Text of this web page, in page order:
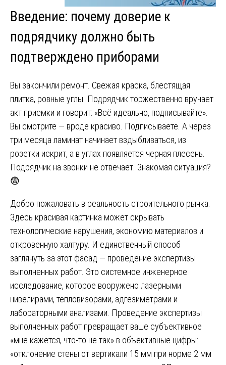
Введение: почему доверие к
подрядчику должно быть
подтверждено приборами
Вы закончили ремонт. Свежая краска, блестящая
плитка, ровные углы. Подрядчик торжественно вручает
акт приемки и говорит: «Всё идеально, подписывайте».
Вы смотрите — вроде красиво. Подписываете. А через
три месяца ламинат начинает вздыбливаться, из
розетки искрит, а в углах появляется черная плесень.
Подрядчик на звонки не отвечает. Знакомая ситуация?
😨
Добро пожаловать в реальность строительного рынка.
Здесь красивая картинка может скрывать
технологические нарушения, экономию материалов и
откровенную халтуру. И единственный способ
заглянуть за этот фасад — проведение экспертизы
выполненных работ. Это системное инженерное
исследование, которое вооружено лазерными
нивелирами, тепловизорами, адгезиметрами и
лабораторными анализами. Проведение экспертизы
выполненных работ превращает ваше субъективное
«мне кажется, что-то не так» в объективные цифры:
«отклонение стены от вертикали 15 мм при норме 2 мм